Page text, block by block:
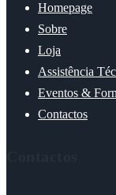
Homepage
Sobre
Loja
Assistência
Eventos &
Contactos